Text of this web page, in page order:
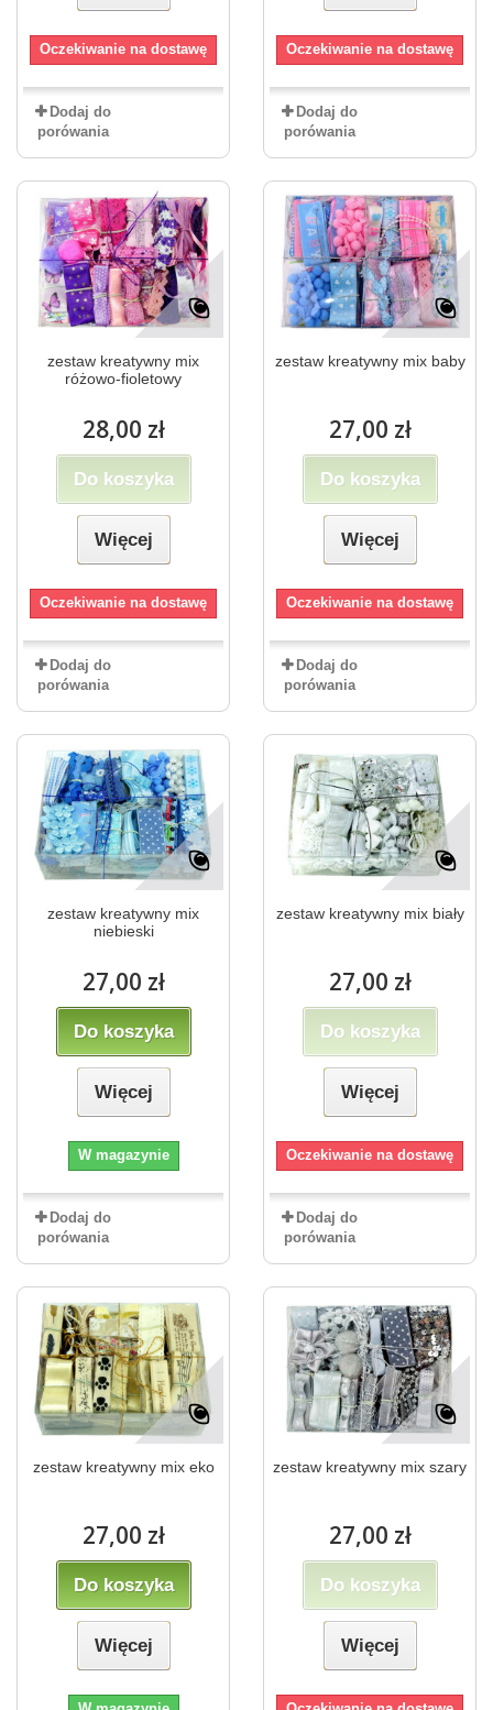
Oczekiwanie na dostawę
Dodaj do
porówania
Oczekiwanie na dostawę
Dodaj do
porówania
zestaw kreatywny mix
różowo-fioletowy
28,00 zł
Do koszyka
Więcej
Oczekiwanie na dostawę
Dodaj do
porówania
zestaw kreatywny mix baby
27,00 zł
Do koszyka
Więcej
Oczekiwanie na dostawę
Dodaj do
porówania
zestaw kreatywny mix
niebieski
27,00 zł
Do koszyka
Więcej
W magazynie
Dodaj do
porówania
zestaw kreatywny mix biały
27,00 zł
Do koszyka
Więcej
Oczekiwanie na dostawę
Dodaj do
porówania
zestaw kreatywny mix eko
27,00 zł
Do koszyka
Więcej
zestaw kreatywny mix szary
27,00 zł
Do koszyka
Więcej